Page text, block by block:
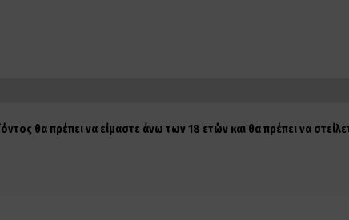
θα πρέπει να είμαστε άνω των 18 ετών και θα πρέπει να